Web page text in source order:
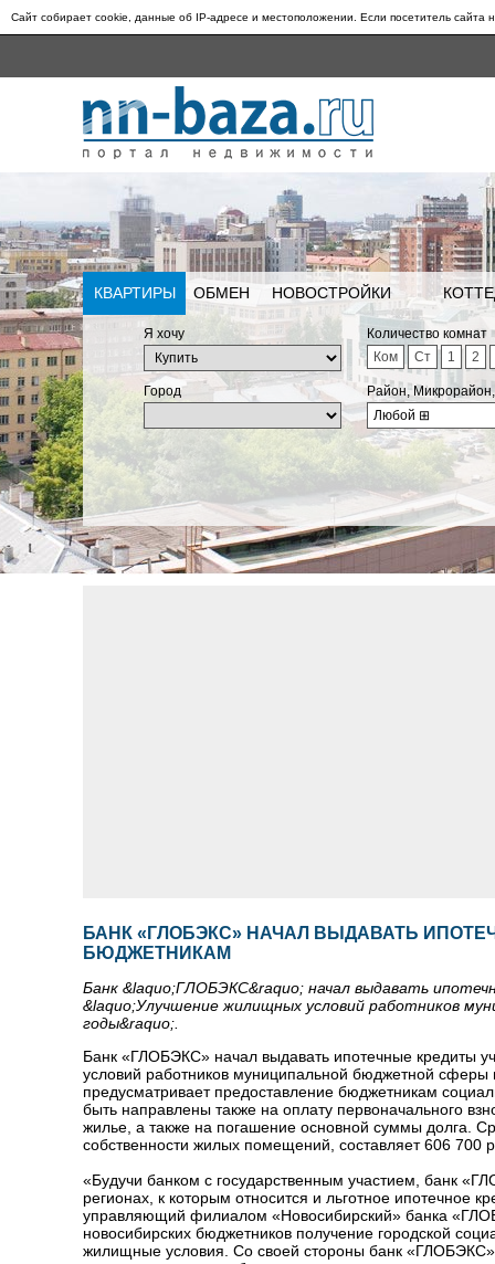
Сайт собирает cookie, данные об IP-адресе и местоположении. Если посетитель сайта
КВАРТИРЫ ОБМЕН НОВОСТРОЙКИ
Я хочу
Количество комнат
Ком
Ст 1 2
Город
Район,
Любой ⊞
БАНК «ГЛОБЭКС» НАЧАЛ ВЫДАВАТЬ
БЮДЖЕТНИКАМ
Банк &laquo;ГЛОБЭКС&raquo; начал выдавать
&laquo;Улучшение жилищных условий работников
годы&raquo;.
Банк «ГЛОБЭКС» начал выдавать ипотечные кредиты
условий работников муниципальной бюджетной
предусматривает предоставление бюджетникам
быть направлены также на оплату первоначального
жилье, а также на погашение основной суммы долга.
собственности жилых помещений, составляет 606 700
«Будучи банком с государственным участием, банк
регионах, к которым относится и льготное ипотечное
управляющий филиалом «Новосибирский» банка
новосибирских бюджетников получение городской
жилищные условия. Со своей стороны банк «ГЛОБЭКС»